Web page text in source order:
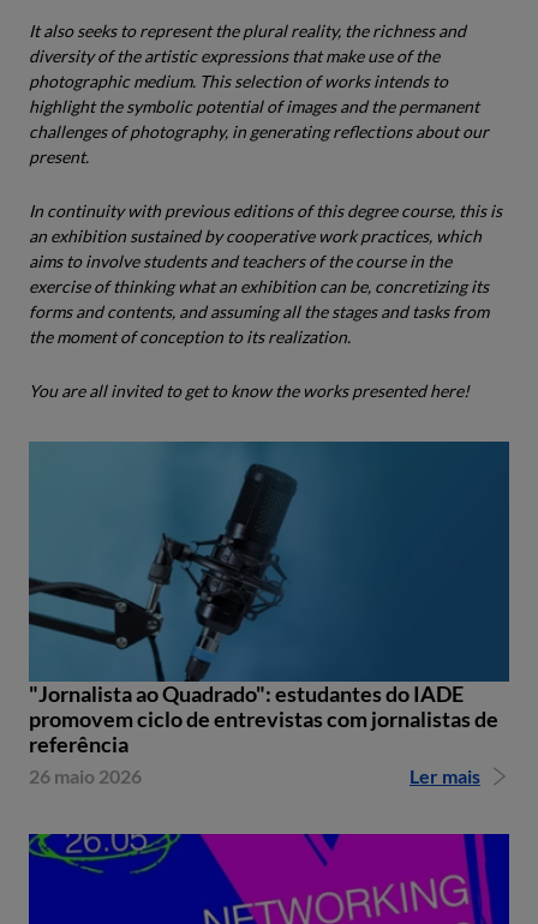
It also seeks to represent the plural reality, the richness and
diversity of the artistic expressions that make use of the
photographic medium. This selection of works intends to
highlight the symbolic potential of images and the permanent
challenges of photography, in generating reflections about our
present.
In continuity with previous editions of this degree course, this is
an exhibition sustained by cooperative work practices, which
aims to involve students and teachers of the course in the
exercise of thinking what an exhibition can be, concretizing its
forms and contents, and assuming all the stages and tasks from
the moment of conception to its realization.
You are all invited to get to know the works presented here!
"Jornalista ao Quadrado": estudantes do IADE
promovem ciclo de entrevistas com jornalistas de
referência
26 maio 2026 Ler mais